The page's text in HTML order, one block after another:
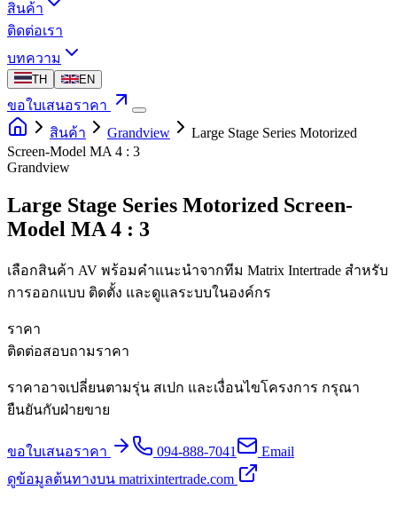
สินค้า
ติดต่อเรา
บทความ
TH EN
ขอใบเสนอราคา
สินค้า
Grandview
Large Stage Series Motorized
Screen-Model MA 4 : 3
Grandview
Large Stage Series Motorized Screen-
Model MA 4 : 3
เลือกสินค้า AV พร้อมคำแนะนำจากทีม Matrix Intertrade สำหรับ
การออกแบบ ติดตั้ง และดูแลระบบในองค์กร
ราคา
ติดต่อสอบถามราคา
ราคาอาจเปลี่ยนตามรุ่น สเปก และเงื่อนไขโครงการ กรุณา
ยืนยันกับฝ่ายขาย
ขอใบเสนอราคา 094-888-7041
Email
ดูข้อมูลต้นทางบน matrixintertrade.com